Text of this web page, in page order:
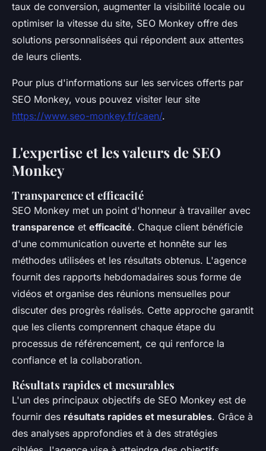
taux de conversion, augmenter la visibilité locale ou
optimiser la vitesse du site, SEO Monkey offre des
solutions personnalisées qui répondent aux attentes
de leurs clients.
Pour plus d'informations sur les services offerts par
SEO Monkey, vous pouvez visiter leur site
https://www.seo-monkey.fr/caen/.
L'expertise et les valeurs de SEO
Monkey
Transparence et efficacité
SEO Monkey met un point d'honneur à travailler avec
transparence et efficacité. Chaque client bénéficie
d'une communication ouverte et honnête sur les
méthodes utilisées et les résultats obtenus. L'agence
fournit des rapports hebdomadaires sous forme de
vidéos et organise des réunions mensuelles pour
discuter des progrès réalisés. Cette approche garantit
que les clients comprennent chaque étape du
processus de référencement, ce qui renforce la
confiance et la collaboration.
Résultats rapides et mesurables
L'un des principaux objectifs de SEO Monkey est de
fournir des résultats rapides et mesurables. Grâce à
des analyses approfondies et à des stratégies